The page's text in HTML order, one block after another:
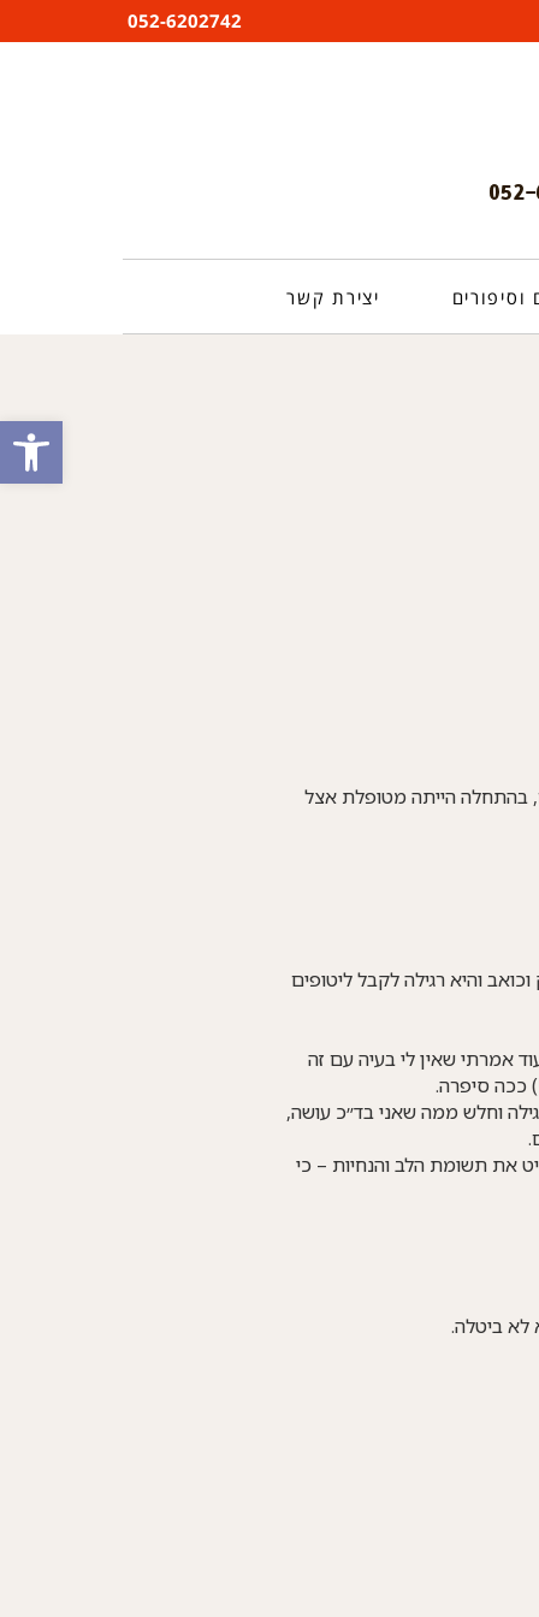
פתח
052-6202742
וסיפורים יצירת קשר
בהתחלה הייתה מטופלת אצל
והיא רגילה לקבל ליטופים
אמרתי שאין לי בעיה עם זה
ככה סיפרה.
וחלש ממה שאני בד״כ עושה,
את תשומת הלב והנחיות – כי
לא ביטלה.